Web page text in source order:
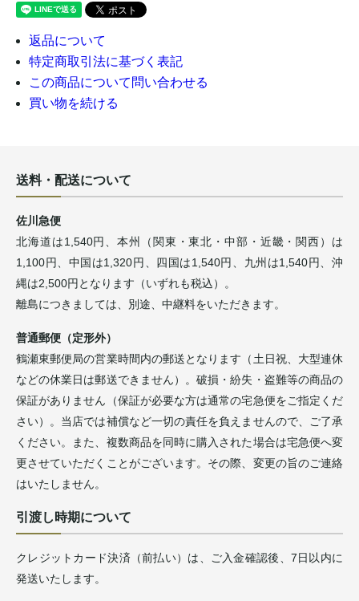
返品について
特定商取引法に基づく表記
この商品について問い合わせる
買い物を続ける
送料・配送について
佐川急便
北海道は1,540円、本州（関東・東北・中部・近畿・関西）は
1,100円、中国は1,320円、四国は1,540円、九州は1,540円、沖
縄は2,500円となります（いずれも税込）。
離島につきましては、別途、中継料をいただきます。
普通郵便（定形外）
鶴瀬東郵便局の営業時間内の郵送となります（土日祝、大型連休
などの休業日は郵送できません）。破損・紛失・盗難等の商品の
保証がありません（保証が必要な方は通常の宅急便をご指定くだ
さい）。当店では補償など一切の責任を負えませんので、ご了承
ください。また、複数商品を同時に購入された場合は宅急便へ変
更させていただくことがございます。その際、変更の旨のご連絡
はいたしません。
引渡し時期について
クレジットカード決済（前払い）は、ご入金確認後、7日以内に
発送いたします。